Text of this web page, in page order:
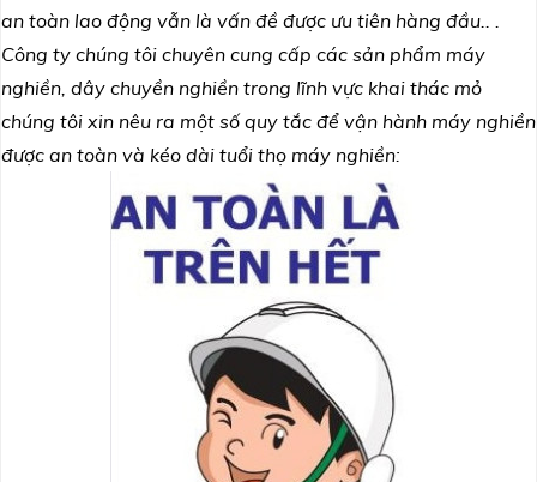
an toàn lao động vẫn là vấn đề được ưu tiên hàng đầu.. .
Công ty chúng tôi chuyên cung cấp các sản phẩm máy
nghiền, dây chuyền nghiền trong lĩnh vực khai thác mỏ
chúng tôi xin nêu ra một số quy tắc để vận hành máy nghiền
được an toàn và kéo dài tuổi thọ máy nghiền: